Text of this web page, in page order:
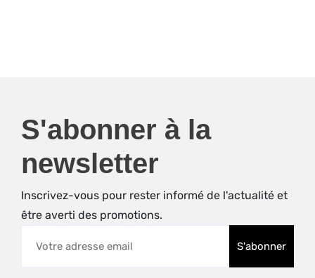
S'abonner à la
newsletter
Inscrivez-vous pour rester informé de l'actualité et
être averti des promotions.